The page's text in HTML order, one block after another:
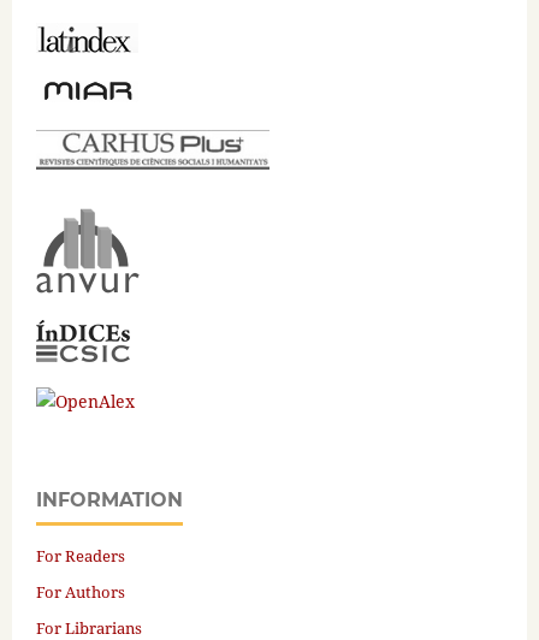
INFORMATION
For Readers
For Authors
For Librarians